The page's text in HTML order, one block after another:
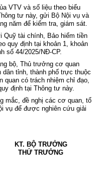
VTV và số liệu theo biểu
tư này, gửi Bộ Nội vụ và
năm để kiểm tra, giám sát.
tài chính, Bảo hiểm tiền
quy định tại khoản 1, khoản
số 44/2025/NĐ-CP.
bộ, Thủ trưởng cơ quan
dân tỉnh, thành phố trực thuộc
quan có trách nhiệm chỉ đạo,
định tại Thông tư này.
mắc, đề nghị các cơ quan, tổ
vụ để được nghiên cứu giải
KT. BỘ TRƯỞNG
THỨ TRƯỞNG